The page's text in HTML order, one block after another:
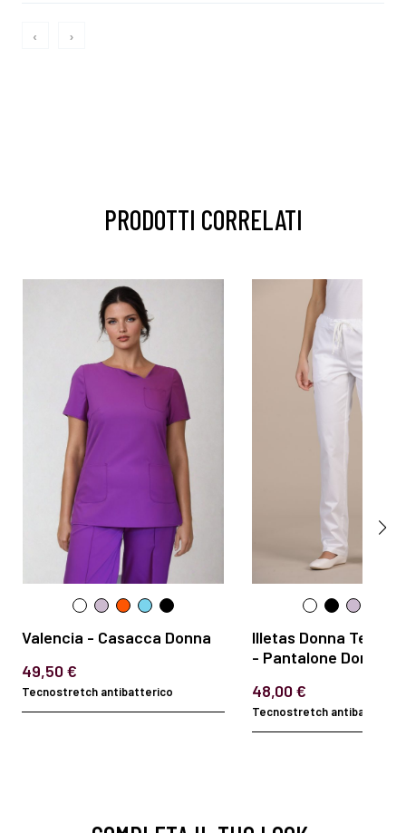
‹ ›
PRODOTTI CORRELATI
Valencia - Casacca Donna
49,50 €
Tecnostretch antibatterico
Illetas Donna
- Pantalone Donna
48,00 €
Tecnostretch antibatterico